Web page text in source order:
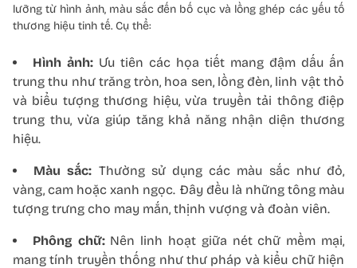
lưỡng từ hình ảnh, màu sắc đến bố cục và lồng ghép các yếu tố
thương hiệu tinh tế. Cụ thể:
Hình ảnh: Ưu tiên các họa tiết mang đậm dấu ấn
trung thu như trăng tròn, hoa sen, lồng đèn, linh vật thỏ
và biểu tượng thương hiệu, vừa truyền tải thông điệp
trung thu, vừa giúp tăng khả năng nhận diện thương
hiệu.
Màu sắc: Thường sử dụng các màu sắc như đỏ,
vàng, cam hoặc xanh ngọc. Đây đều là những tông màu
tượng trưng cho may mắn, thịnh vượng và đoàn viên.
Phông chữ:Nên linh hoạt giữa nét chữ mềm mại,
mang tính truyền thống như thư pháp và kiểu chữ hiện